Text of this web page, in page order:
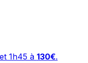
1h45 à 130€.